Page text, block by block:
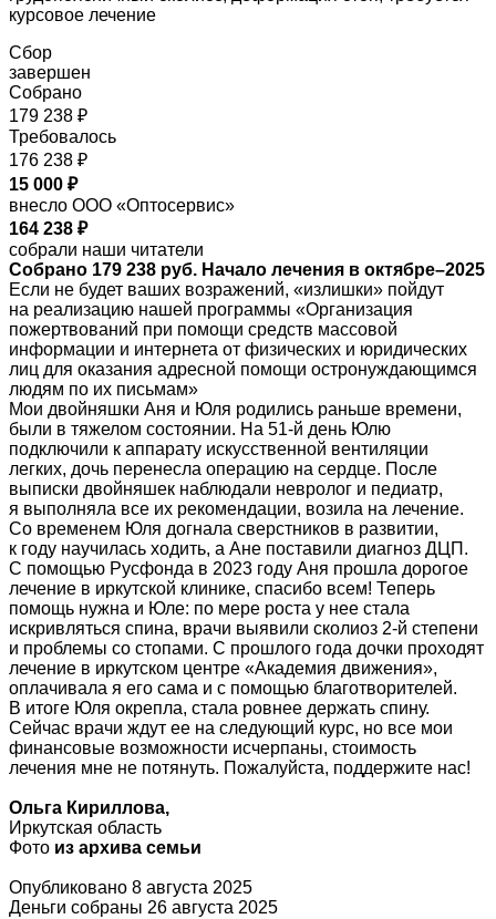
курсовое лечение
Сбор
завершен
Собрано
179 238 ₽
Требовалось
176 238 ₽
15 000 ₽
внесло ООО «Оптосервис»
164 238 ₽
собрали наши читатели
Собрано 179 238 руб. Начало лечения в октябре–2025
Если не будет ваших возражений, «излишки» пойдут
на реализацию нашей программы «Организация
пожертвований при помощи средств массовой
информации и интернета от физических и юридических
лиц для оказания адресной помощи остронуждающимся
людям по их письмам»
Мои двойняшки Аня и Юля родились раньше времени,
были в тяжелом состоянии. На 51-й день Юлю
подключили к аппарату искусственной вентиляции
легких, дочь перенесла операцию на сердце. После
выписки двойняшек наблюдали невролог и педиатр,
я выполняла все их рекомендации, возила на лечение.
Со временем Юля догнала сверстников в развитии,
к году научилась ходить, а Ане поставили диагноз ДЦП.
С помощью Русфонда в 2023 году Аня прошла дорогое
лечение в иркутской клинике, спасибо всем! Теперь
помощь нужна и Юле: по мере роста у нее стала
искривляться спина, врачи выявили сколиоз 2-й степени
и проблемы со стопами. С прошлого года дочки проходят
лечение в иркутском центре «Академия движения»,
оплачивала я его сама и с помощью благотворителей.
В итоге Юля окрепла, стала ровнее держать спину.
Сейчас врачи ждут ее на следующий курс, но все мои
финансовые возможности исчерпаны, стоимость
лечения мне не потянуть. Пожалуйста, поддержите нас!
Ольга Кириллова,
Иркутская область
Фото из архива семьи
Опубликовано 8 августа 2025
Деньги собраны 26 августа 2025